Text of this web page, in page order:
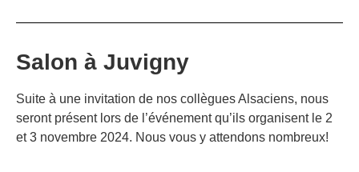
Salon à Juvigny
Suite à une invitation de nos collègues Alsaciens, nous
seront présent lors de l’événement qu’ils organisent le 2
et 3 novembre 2024. Nous vous y attendons nombreux!